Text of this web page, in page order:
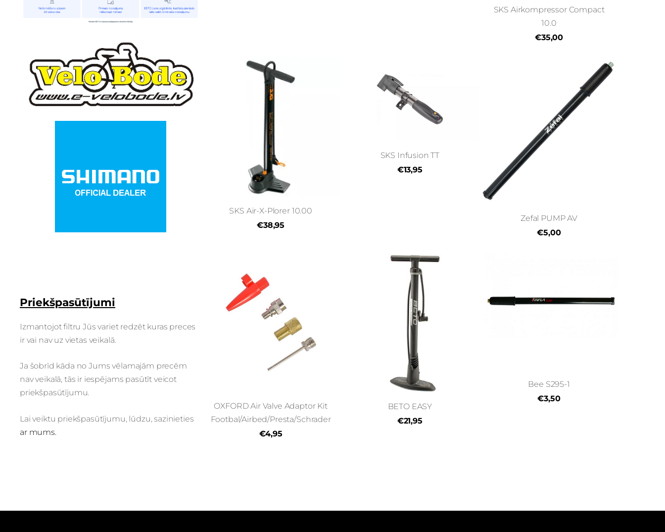
Priekšpasūtījumi
Izmantojot filtru Jūs variet redzēt kuras preces
ir vai nav uz vietas veikalā.
Ja šobrīd kāda no Jums vēlamajām precēm
nav veikalā, tās ir iespējams pasūtīt veicot
priekšpasūtījumu.
Lai veiktu priekšpasūtījumu, lūdzu, sazinieties
ar mums.
SKS Airkompressor Compact
10.0
€35,00
SKS Air-X-Plorer 10.00
€38,95
SKS Infusion TT
€13,95
Zefal PUMP AV
€5,00
OXFORD Air Valve Adaptor Kit
Footbal/Airbed/Presta/Schrader
€4,95
BETO EASY
€21,95
Bee S295-1
€3,50